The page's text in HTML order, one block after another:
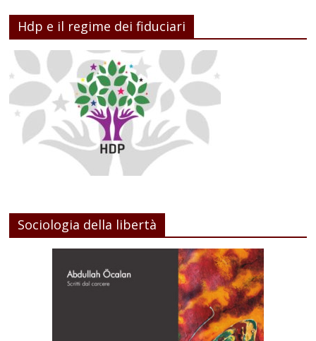
Hdp e il regime dei fiduciari
Sociologia della libertà